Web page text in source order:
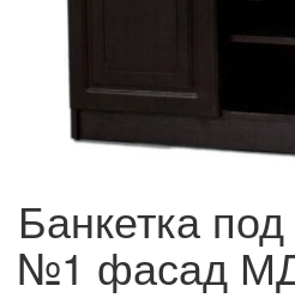
Банкетка
№1 фасад